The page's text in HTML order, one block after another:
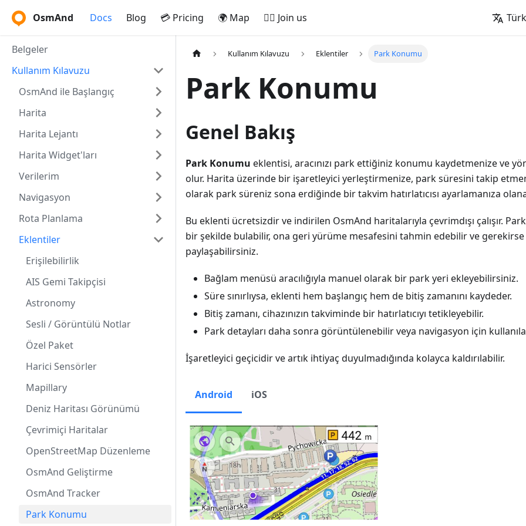
OsmAnd Docs Blog 💳 Pricing 🌍 Map 🚵‍♂️ Join us
Belgeler
Kullanım Kılavuzu
OsmAnd ile Başlangıç
Harita
Harita Lejantı
Harita Widget'ları
Verilerim
Navigasyon
Rota Planlama
Eklentiler
Erişilebilirlik
AIS Gemi Takipçisi
Astronomy
Sesli / Görüntülü Notlar
Özel Paket
Harici Sensörler
Mapillary
Deniz Haritası Görünümü
Çevrimiçi Haritalar
OpenStreetMap Düzenleme
OsmAnd Geliştirme
OsmAnd Tracker
Park Konumu
Kullanım Kılavuzu Eklentiler Park Konumu
Park Konumu
Genel Bakış
Park Konumu eklentisi, aracınızı park ettiğiniz konumu kaydetmenize ve
olur. Harita üzerinde bir işaretleyici yerleştirmenize, park süresini takip
olarak park süreniz sona erdiğinde bir takvim hatırlatıcısı ayarlamanıza
Bu eklenti ücretsizdir ve indirilen OsmAnd haritalarıyla çevrimdışı çalışır. Park
bir şekilde bulabilir, ona geri yürüme mesafesini tahmin edebilir ve
paylaşabilirsiniz.
Bağlam menüsü aracılığıyla manuel olarak bir park yeri ekleyebilirsiniz.
Süre sınırlıysa, eklenti hem başlangıç hem de bitiş zamanını kaydeder.
Bitiş zamanı, cihazınızın takviminde bir hatırlatıcıyı tetikleyebilir.
Park detayları daha sonra görüntülenebilir veya navigasyon için
İşaretleyici geçicidir ve artık ihtiyaç duyulmadığında kolayca kaldırılabilir.
Android iOS